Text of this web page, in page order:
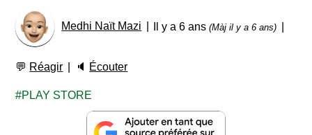
Medhi Naït Mazi Il y a 6 ans(Màj il y a 6 ans)
💬 Réagir 🔈 Écouter
PLAY STORE